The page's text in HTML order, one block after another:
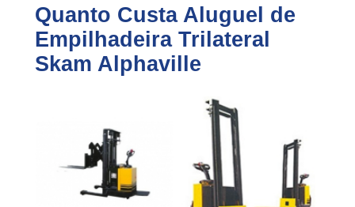
Quanto Custa Aluguel de
Empilhadeira Trilateral
Skam Alphaville